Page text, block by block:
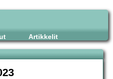
Artikkelit